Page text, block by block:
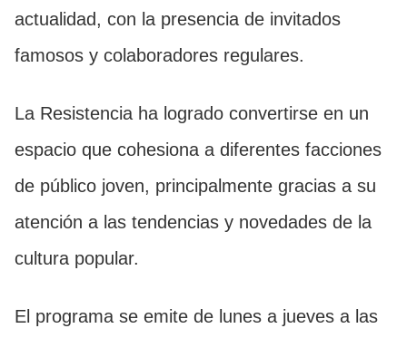
actualidad, con la presencia de invitados
famosos y colaboradores regulares.
La Resistencia ha logrado convertirse en un
espacio que cohesiona a diferentes facciones
de público joven, principalmente gracias a su
atención a las tendencias y novedades de la
cultura popular.
El programa se emite de lunes a jueves a las